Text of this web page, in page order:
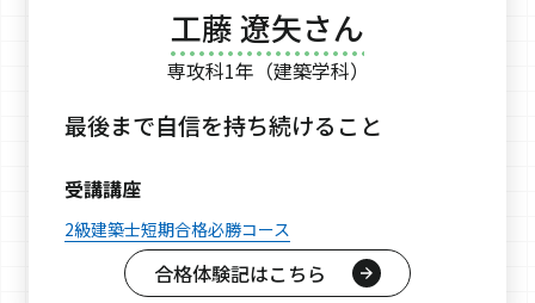
工藤 遼矢さん
専攻科1年（建築学科）
最後まで自信を持ち続けること
受講講座
2級建築士短期合格必勝コース
合格体験記はこちら